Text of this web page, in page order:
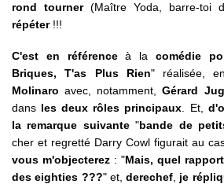
rond tourner (Maître Yoda, barre-
répéter !!!
C'est en référenceà la comédie
Briques, T'as Plus Rien" réalisée,
Molinaroavec, notamment,Gérard
dans les deux rôles principaux . Et,
la remarque suivante"bande de
cher et regretté Darry Cowl figurait au
vous m'objecterez : "Mais, quel
des eighties ???" et, derechef je